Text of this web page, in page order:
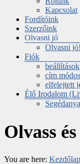
Kapcsolat
Fordítóink
Szerzőink
Olvasni jó
Olvasni
Fiók
beállítások
cím
elfelejtett
Élő Irodalom
Olvass
You are here: Kezdőlap